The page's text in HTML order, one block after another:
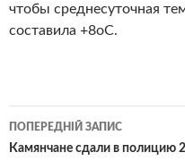
чтобы среднесуточная
составила +8оС.
Навігація
по
ПОПЕРЕДНІЙ ЗАПИС
Камянчане сдали в полицию